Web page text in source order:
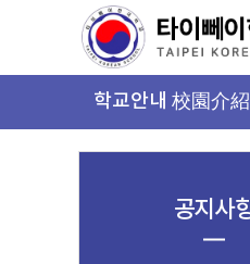
뉴
학교안내 校園介紹
공지사